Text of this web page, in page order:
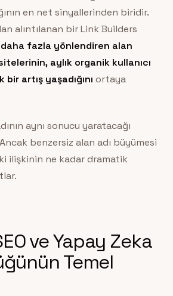
en net sinyallerinden biridir.
alıntılanan bir Link Builders
daha fazla yönlendiren alan
aylık organik kullanıcı
bir artış yaşadığını ortaya
aynı sonucu yaratacağı
benzersiz alan adı büyümesi
ilişkinin ne kadar dramatik
ve Yapay Zeka
Temel